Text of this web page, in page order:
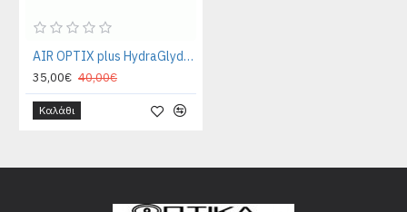
AIR OPTIX plus HydraGlyde FOR ASTIGMATISM (3pack)
35,00€ 40,00€
Καλάθι